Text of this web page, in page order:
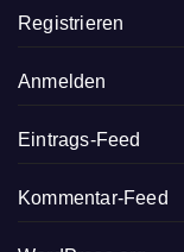
Registrieren
Anmelden
Eintrags-Feed
Kommentar-Feed